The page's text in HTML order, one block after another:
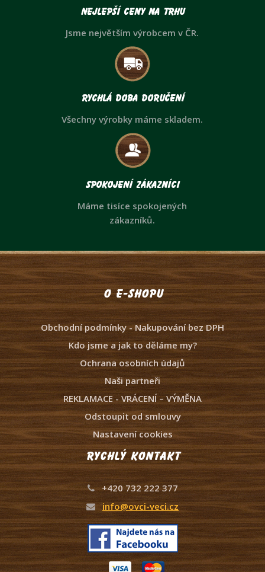
Nejlepší ceny na trhu
Jsme největším výrobcem v ČR.
Rychlá doba doručení
Všechny výrobky máme skladem.
Spokojení zákazníci
Máme tisíce spokojených
zákazníků.
O e-shopu
Obchodní podmínky - Nakupování bez DPH
Kdo jsme a jak to děláme my?
Ochrana osobních údajů
Naši partneři
REKLAMACE - VRÁCENÍ – VÝMĚNA
Odstoupit od smlouvy
Nastavení cookies
Rychlý kontakt
+420 732 222 377
info@ovci-veci.cz